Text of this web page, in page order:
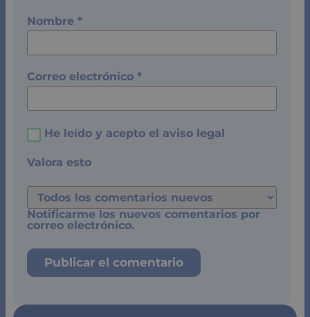
Nombre *
Correo electrónico *
He leído y acepto el aviso legal
Valora esto
Notificarme los nuevos comentarios por
correo electrónico.